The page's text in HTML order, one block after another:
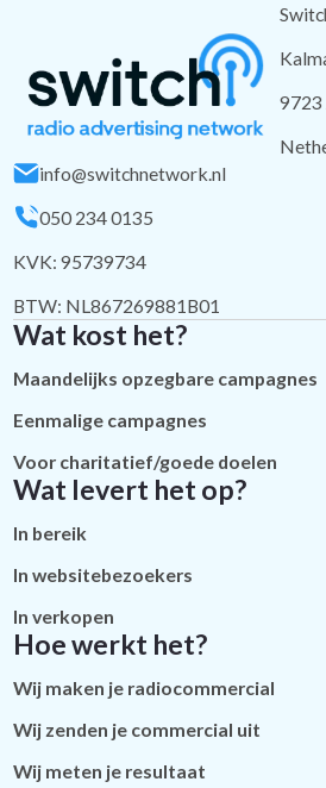
9723
info@switchnetwork.nl
050 234 0135
KVK: 95739734
BTW: NL867269881B01
Wat kost het?
Maandelijks opzegbare campagnes
Eenmalige campagnes
Voor charitatief/goede doelen
Wat levert het op?
In bereik
In websitebezoekers
In verkopen
Hoe werkt het?
Wij maken je radiocommercial
Wij zenden je commercial uit
Wij meten je resultaat